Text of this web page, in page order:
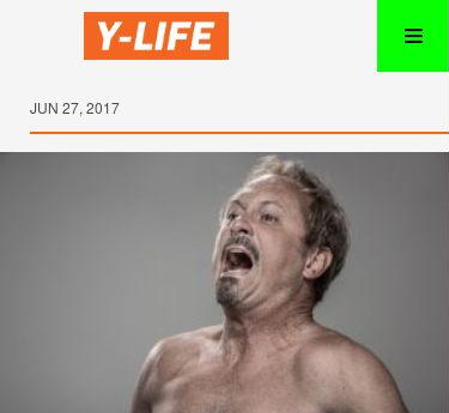
JUN 27, 2017